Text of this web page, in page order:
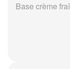
Base crème